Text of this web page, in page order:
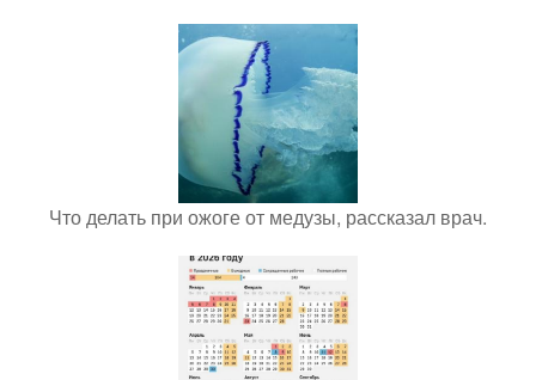
Что делать при ожоге от медузы, рассказал врач.